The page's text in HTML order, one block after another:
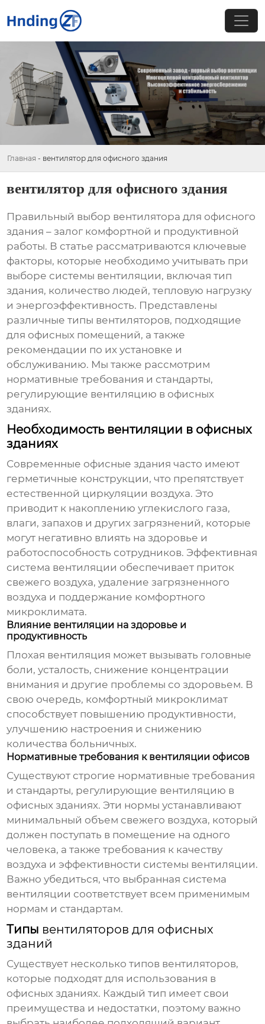
Главная - вентилятор для офисного здания
вентилятор для офисного здания
Правильный выбор вентилятора для офисного
здания – залог комфортной и продуктивной
работы. В статье рассматриваются ключевые
факторы, которые необходимо учитывать при
выборе системы вентиляции, включая тип
здания, количество людей, тепловую нагрузку
и энергоэффективность. Представлены
различные типы вентиляторов, подходящие
для офисных помещений, а также
рекомендации по их установке и
обслуживанию. Мы также рассмотрим
нормативные требования и стандарты,
регулирующие вентиляцию в офисных
зданиях.
Необходимость вентиляции в офисных
зданиях
Современные офисные здания часто имеют
герметичные конструкции, что препятствует
естественной циркуляции воздуха. Это
приводит к накоплению углекислого газа,
влаги, запахов и других загрязнений, которые
могут негативно влиять на здоровье и
работоспособность сотрудников. Эффективная
система вентиляции обеспечивает приток
свежего воздуха, удаление загрязненного
воздуха и поддержание комфортного
микроклимата.
Влияние вентиляции на здоровье и
продуктивность
Плохая вентиляция может вызывать головные
боли, усталость, снижение концентрации
внимания и другие проблемы со здоровьем. В
свою очередь, комфортный микроклимат
способствует повышению продуктивности,
улучшению настроения и снижению
количества больничных.
Нормативные требования к вентиляции офисов
Существуют строгие нормативные требования
и стандарты, регулирующие вентиляцию в
офисных зданиях. Эти нормы устанавливают
минимальный объем свежего воздуха, который
должен поступать в помещение на одного
человека, а также требования к качеству
воздуха и эффективности системы вентиляции.
Важно убедиться, что выбранная система
вентиляции соответствует всем применимым
нормам и стандартам.
Типы вентиляторов для офисных
зданий
Существует несколько типов вентиляторов,
которые подходят для использования в
офисных зданиях. Каждый тип имеет свои
преимущества и недостатки, поэтому важно